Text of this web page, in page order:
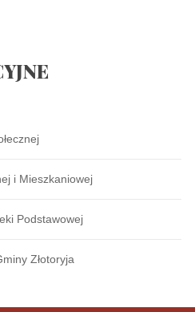
i Mieszkaniowej
Podstawowej
Złotoryja